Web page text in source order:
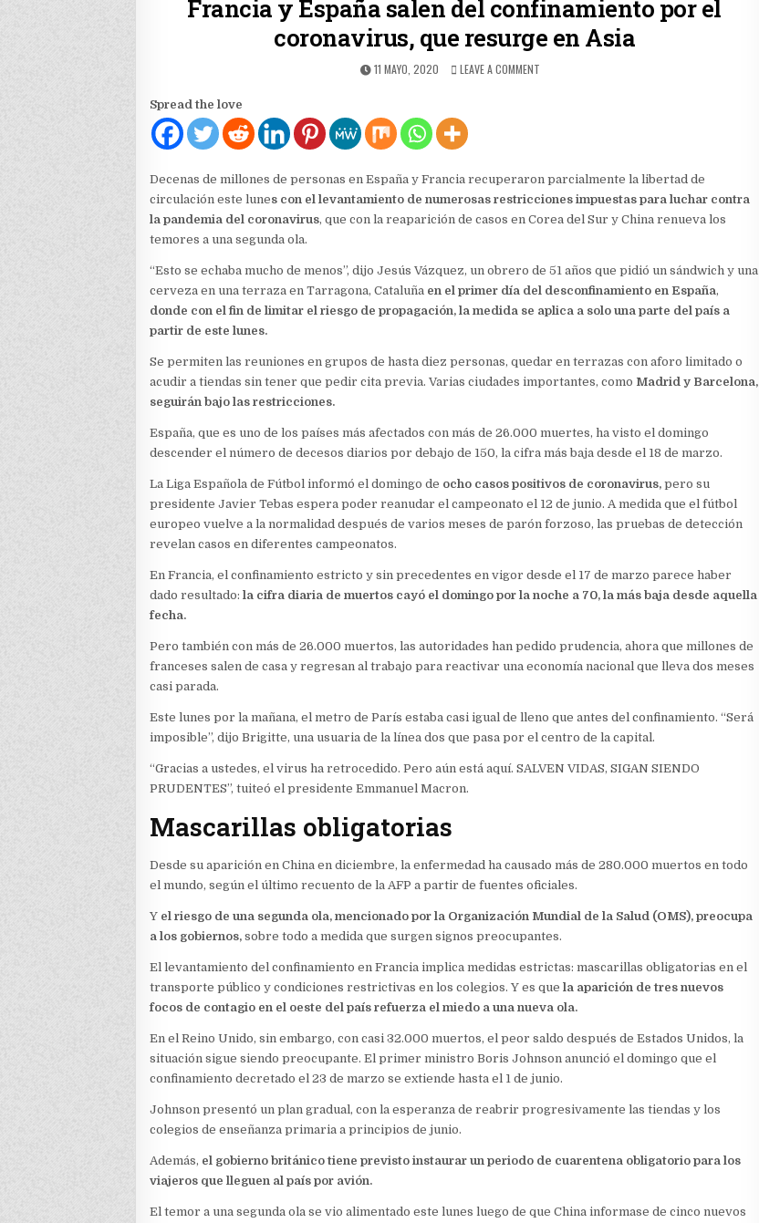
Francia y España salen del confinamiento por el
coronavirus, que resurge en Asia
PUBLISHED
11 MAYO, 2020 LEAVE A COMMENTON
POR
EL
CORONAVIRUS,
QUE
ASIA
Spread the love
Decenas de millones de personas en España y Francia recuperaron parcialmente la libertad de
circulación este lunes con el levantamiento de numerosas restricciones impuestas para luchar contra
la pandemia del coronavirus, que con la reaparición de casos en Corea del Sur y China renueva los
temores a una segunda ola.
“Esto se echaba mucho de menos”, dijo Jesús Vázquez, un obrero de 51 años que pidió un sándwich y una
cerveza en una terraza en Tarragona, Cataluña en el primer día del desconfinamiento en España,
donde con el fin de limitar el riesgo de propagación, la medida se aplica a solo una parte del país a
partir de este lunes.
Se permiten las reuniones en grupos de hasta diez personas, quedar en terrazas con aforo limitado o
acudir a tiendas sin tener que pedir cita previa. Varias ciudades importantes, como Madrid y Barcelona,
seguirán bajo las restricciones.
España, que es uno de los países más afectados con más de 26.000 muertes, ha visto el domingo
descender el número de decesos diarios por debajo de 150, la cifra más baja desde el 18 de marzo.
La Liga Española de Fútbol informó el domingo de ocho casos positivos de coronavirus,pero su
presidente Javier Tebas espera poder reanudar el campeonato el 12 de junio. A medida que el fútbol
europeo vuelve a la normalidad después de varios meses de parón forzoso, las pruebas de detección
revelan casos en diferentes campeonatos.
En Francia, el confinamiento estricto y sin precedentes en vigor desde el 17 de marzo parece haber
dado resultado:la cifra diaria de muertos cayó el domingo por la noche a 70, la más baja desde aquella
fecha.
Pero también con más de 26.000 muertos, las autoridades han pedido prudencia, ahora que millones de
franceses salen de casa y regresan al trabajo para reactivar una economía nacional que lleva dos meses
casi parada.
Este lunes por la mañana, el metro de París estaba casi igual de lleno que antes del confinamiento. “Será
imposible”, dijo Brigitte, una usuaria de la línea dos que pasa por el centro de la capital.
“Gracias a ustedes, el virus ha retrocedido. Pero aún está aquí. SALVEN VIDAS, SIGAN SIENDO
PRUDENTES”, tuiteó el presidente Emmanuel Macron.
Mascarillas obligatorias
Desde su aparición en China en diciembre, la enfermedad ha causado más de 280.000 muertos en todo
el mundo, según el último recuento de la AFP a partir de fuentes oficiales.
Y el riesgo de una segunda ola, mencionado por la Organización Mundial de la Salud (OMS), preocupa
a los gobiernos, sobre todo a medida que surgen signos preocupantes.
El levantamiento del confinamiento en Francia implica medidas estrictas: mascarillas obligatorias en el
transporte público y condiciones restrictivas en los colegios. Y es quela aparición de tres nuevos
focos de contagio en el oeste del país refuerza el miedo a una nueva ola.
En el Reino Unido, sin embargo, con casi 32.000 muertos, el peor saldo después de Estados Unidos, la
situación sigue siendo preocupante. El primer ministro Boris Johnson anunció el domingo que el
confinamiento decretado el 23 de marzo se extiende hasta el 1 de junio.
Johnson presentó un plan gradual, con la esperanza de reabrir progresivamente las tiendas y los
colegios de enseñanza primaria a principios de junio.
Además, el gobierno británico tiene previsto instaurar un periodo de cuarentena obligatorio para los
viajeros que lleguen al país por avión.
El temor a una segunda ola se vio alimentado este lunes luego de que China informase de cinco nuevos